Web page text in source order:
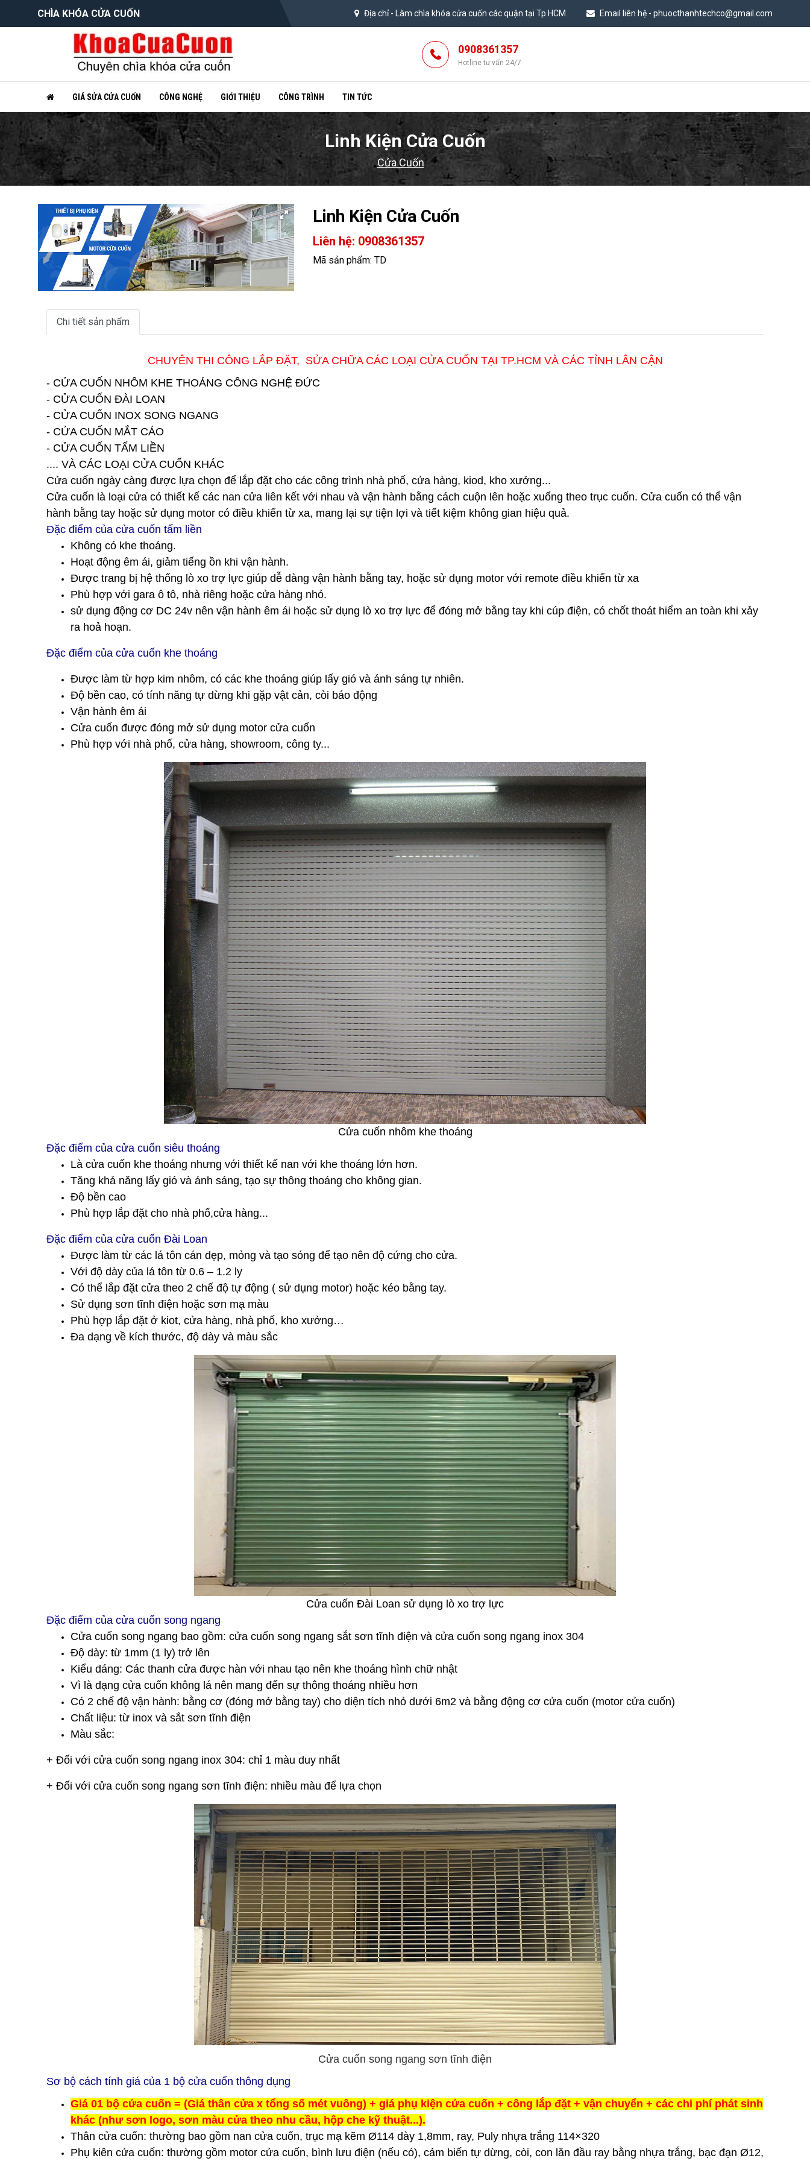
CHÌA KHÓA CỬA CUỐN Địa chỉ - Làm chìa khóa cửa cuốn các quận tại Tp.HCM Email liên hệ - phuocthanhtechco@gmail.com
0908361357
Hotline tư vấn 24/7
GIÁ SỬA CỬA CUỐN CÔNG NGHỆ GIỚI THIỆU CÔNG TRÌNH TIN TỨC
Linh Kiện Cửa Cuốn
Cửa Cuốn
Linh Kiện Cửa Cuốn
Liên hệ: 0908361357
Mã sản phẩm: TD
Chi tiết sản phẩm
CHUYÊN THI CÔNG LẮP ĐẶT, SỬA CHỮA CÁC LOẠI CỬA CUỐN TẠI TP.HCM VÀ CÁC TỈNH LÂN CẬN
- CỬA CUỐN NHÔM KHE THOÁNG CÔNG NGHỆ ĐỨC
- CỬA CUỐN ĐÀI LOAN
- CỬA CUỐN INOX SONG NGANG
- CỬA CUỐN MẮT CÁO
- CỬA CUỐN TẤM LIỀN
.... VÀ CÁC LOẠI CỬA CUỐN KHÁC
Cửa cuốn ngày càng được lựa chọn để lắp đặt cho các công trình nhà phố, cửa hàng, kiod, kho xưởng...
Cửa cuốn là loại cửa có thiết kế các nan cửa liên kết với nhau và vận hành bằng cách cuộn lên hoặc xuống theo trục cuốn. Cửa cuốn có thể vận
hành bằng tay hoặc sử dụng motor có điều khiển từ xa, mang lại sự tiện lợi và tiết kiệm không gian hiệu quả.
Đặc điểm của cửa cuốn tấm liền
Không có khe thoáng.
Hoạt động êm ái, giảm tiếng ồn khi vận hành.
Được trang bị hệ thống lò xo trợ lực giúp dễ dàng vận hành bằng tay, hoặc sử dụng motor với remote điều khiển từ xa
Phù hợp với gara ô tô, nhà riêng hoặc cửa hàng nhỏ.
sử dụng động cơ DC 24v nên vận hành êm ái hoặc sử dụng lò xo trợ lực để đóng mở bằng tay khi cúp điện, có chốt thoát hiểm an toàn khi xảy
ra hoả hoạn.
Đặc điểm của cửa cuốn khe thoáng
Được làm từ hợp kim nhôm, có các khe thoáng giúp lấy gió và ánh sáng tự nhiên.
Độ bền cao, có tính năng tự dừng khi gặp vật cản, còi báo động
Vận hành êm ái
Cửa cuốn được đóng mở sử dụng motor cửa cuốn
Phù hợp với nhà phố, cửa hàng, showroom, công ty...
Cửa cuốn nhôm khe thoáng
Đặc điểm của cửa cuốn siêu thoáng
Là cửa cuốn khe thoáng nhưng với thiết kế nan với khe thoáng lớn hơn.
Tăng khả năng lấy gió và ánh sáng, tạo sự thông thoáng cho không gian.
Độ bền cao
Phù hợp lắp đặt cho nhà phố,cửa hàng...
Đặc điểm của cửa cuốn Đài Loan
Được làm từ các lá tôn cán dẹp, mỏng và tạo sóng để tạo nên độ cứng cho cửa.
Với độ dày của lá tôn từ 0.6 – 1.2 ly
Có thể lắp đặt cửa theo 2 chế độ tự động ( sử dụng motor) hoặc kéo bằng tay.
Sử dụng sơn tĩnh điện hoặc sơn mạ màu
Phù hợp lắp đặt ở kiot, cửa hàng, nhà phố, kho xưởng…
Đa dạng về kích thước, độ dày và màu sắc
Cửa cuốn Đài Loan sử dụng lò xo trợ lực
Đặc điểm của cửa cuốn song ngang
Cửa cuốn song ngang bao gồm: cửa cuốn song ngang sắt sơn tĩnh điện và cửa cuốn song ngang inox 304
Độ dày: từ 1mm (1 ly) trở lên
Kiểu dáng: Các thanh cửa được hàn với nhau tạo nên khe thoáng hình chữ nhật
Vì là dạng cửa cuốn không lá nên mang đến sự thông thoáng nhiều hơn
Có 2 chế độ vận hành: bằng cơ (đóng mở bằng tay) cho diện tích nhỏ dưới 6m2 và bằng động cơ cửa cuốn (motor cửa cuốn)
Chất liệu: từ inox và sắt sơn tĩnh điện
Màu sắc:
+ Đối với cửa cuốn song ngang inox 304: chỉ 1 màu duy nhất
+ Đối với cửa cuốn song ngang sơn tĩnh điện: nhiều màu để lựa chọn
Cửa cuốn song ngang sơn tĩnh điện
Sơ bộ cách tính giá của 1 bộ cửa cuốn thông dụng
Giá 01 bộ cửa cuốn = (Giá thân cửa x tổng số mét vuông) + giá phụ kiện cửa cuốn + công lắp đặt + vận chuyển + các chi phí phát sinh
khác (như sơn logo, sơn màu cửa theo nhu cầu, hộp che kỹ thuật...).
Thân cửa cuốn: thường bao gồm nan cửa cuốn, trục mạ kẽm Ø114 dày 1,8mm, ray, Puly nhựa trắng 114×320
Phụ kiên cửa cuốn: thường gồm motor cửa cuốn, bình lưu điện (nếu có), cảm biến tự dừng, còi, con lăn đầu ray bằng nhựa trắng, bạc đạn Ø12,